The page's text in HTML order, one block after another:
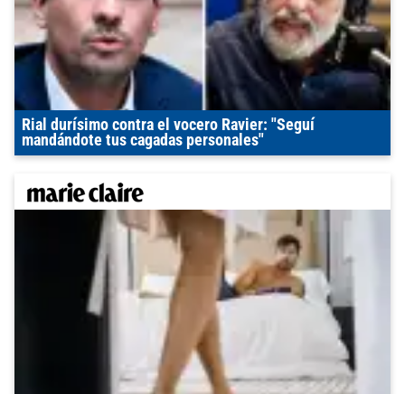
Rial durísimo contra el vocero Ravier: "Seguí
mandándote tus cagadas personales"